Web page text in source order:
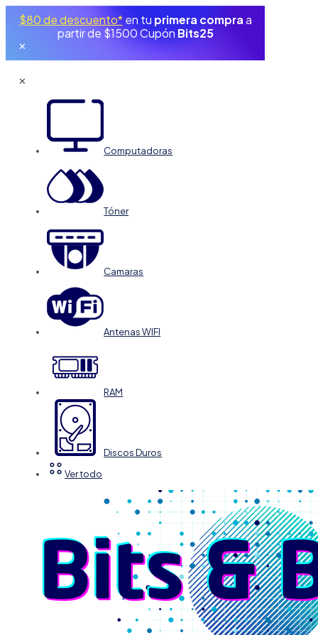
$80 de descuento*en tu primera compra a
partir de $1500 Cupón Bits25
✕
✕
Computadoras
Tóner
Camaras
Antenas WIFI
RAM
Discos Duros
Ver todo